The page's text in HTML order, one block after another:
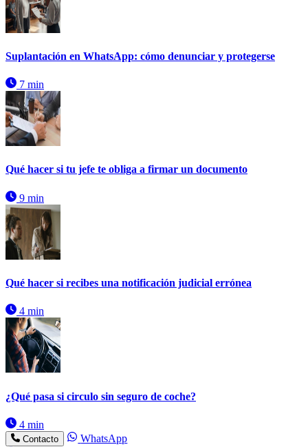
Suplantación en WhatsApp: cómo denunciar y protegerse
7 min
Qué hacer si tu jefe te obliga a firmar un documento
9 min
Qué hacer si recibes una notificación judicial errónea
4 min
¿Qué pasa si circulo sin seguro de coche?
4 min
Contacto
WhatsApp